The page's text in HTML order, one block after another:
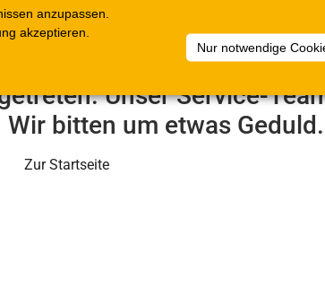
anzupassen.
akzeptieren.
Nur notwendige
C.Online Unternehmen
Unser Service-
bitten um etwas Geduld.
Zur Startseite